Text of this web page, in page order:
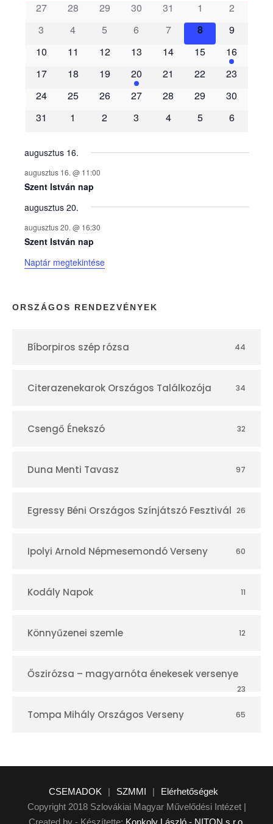
m
é
n
y
e
k
n
a
p
r
27 28 29 30 31 1
2
3
4 5 6 7 8
9
10
11 12 13 14 15
16
17
18 19 20 21 22
23
24
25 26 27 28 29
30
31
1 2 3 4 5 6
augusztus 16.
augusztus 16. @ 11:00
Szent István nap
augusztus 20.
augusztus 20. @ 16:30
Szent István nap
Naptár megtekintése
ORSZÁGOS RENDEZVÉNYEK
Bíborpiros szép rózsa 44
Citerazenekarok Országos Találkozója 34
Csengő Énekszó 32
Duna Menti Tavasz 97
Egressy Béni Országos Színjátszó Fesztivál 26
Ipolyi Arnold Népmesemondó Verseny 60
Kodály Napok 11
Könnyűzenei szemle 12
Őszirózsa – magyarnóta énekesek versenye
23
Tompa Mihály Országos Verseny 65
CSEMADOK | SZMMI |
Elérhetőségek
Copyright 2018 Szlovákiai Magyar Művelődési Intézet |
Created by - Készítette: Konkoly László - NITON s.r.o.